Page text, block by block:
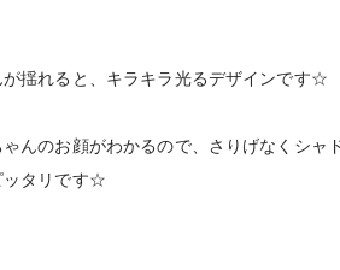
揺れると、キラキラ光るデザインです☆
んのお顔がわかるので、さりげなくシャ
ッタリです☆